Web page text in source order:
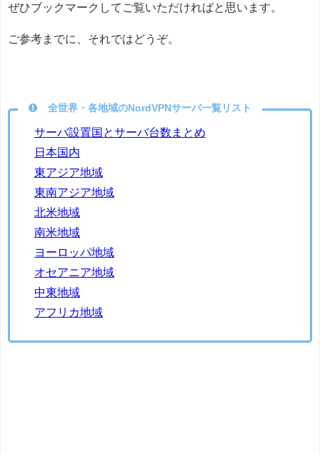
ぜひブックマークしてご覧いただければと思います。
ご参考までに、それではどうぞ。
全世界・各地域のNordVPNサーバ一覧リスト
サーバ設置国とサーバ台数まとめ
日本国内
東アジア地域
東南アジア地域
北米地域
南米地域
ヨーロッパ地域
オセアニア地域
中東地域
アフリカ地域